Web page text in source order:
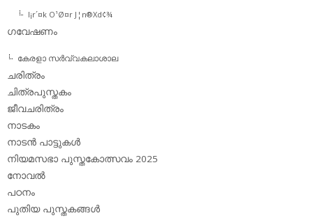
l¡r´¤k O¹Ø¤r J¦n®Xd¢¾
ഗവേഷണം
കേരളാ സര്‍വ്വകലാശാല
ചരിത്രം
ചിത്രപുസ്തകം
ജീവചരിത്രം
നാടകം
നാടന്‍ പാട്ടുകള്‍
നിയമസഭാ പുസ്തകോത്സവം 2025
നോവല്‍
പഠനം
പുതിയ പുസ്തകങ്ങള്‍